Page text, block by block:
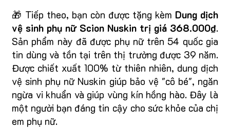
🎁 Tiếp theo, bạn còn được tặng kèm Dung dịch
vệ sinh phụ nữ Scion Nuskin trị giá 368.000₫.
Sản phẩm này đã được phụ nữ trên 54 quốc gia
tin dùng và tồn tại trên thị trường được 39 năm.
Được chiết xuất 100% từ thiên nhiên, dung dịch
vệ sinh phụ nữ Nuskin giúp bảo vệ "cô bé", ngăn
ngừa vi khuẩn và giúp vùng kín hồng hào. Đây là
một người bạn đáng tin cậy cho sức khỏe của chị
em phụ nữ.